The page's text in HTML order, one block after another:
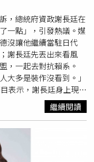
就是...超級過頭！」
，總統府資政謝長廷在
一點」，引發熱議。媒
沒讓他繼續當駐日代
謝長廷先丟出來看風
，一起去對抗賴系。
大多是裝作沒看到。」
表示，謝長廷身上現在
然逆風，但是對他們綠
好。當然另外一個更重
檢這邊的事情上，也不
全力猛打：你看啦，
上電子腳鐐表示法官
繼續閱讀